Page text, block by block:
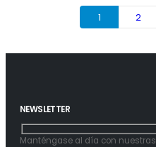
1 2
NEWSLETTER
Manténgase al día con nuestras